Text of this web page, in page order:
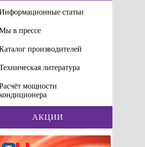
статьи
в прессе
производителей
литература
мощности
АКЦИИ